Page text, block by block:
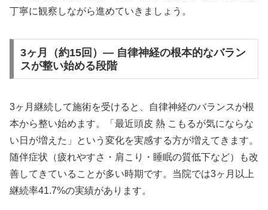
丁寧に観察しながら進めていきましょう。
3ヶ月（約15回）— 自律神経の根本的なバラン
スが整い始める段階
3ヶ月継続して施術を受けると、自律神経のバランスが根
本から整い始めます。「最近頭皮 熱 こもるが気にならな
い日が増えた」という変化を実感する方が増えてきます。
随伴症状（疲れやすさ・肩こり・睡眠の質低下など）も改
善してきていることが多い時期です。当院では3ヶ月以上
継続率41.7%の実績があります。